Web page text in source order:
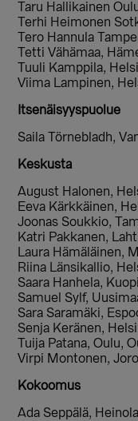
Taru Hallikainen
Terhi Heimonen
Tero Hannula
Tetti Vähämaa,
Tuuli Kamppila,
Viima Lampinen,
Itsenäisyyspuolue
Saila Törnebladh,
Keskusta
August Halonen,
Eeva Kärkkäinen,
Joonas Soukkio,
Katri Pakkanen,
Laura Hämäläinen,
Riina Länsikallio,
Saara Hanhela,
Samuel Sylf,
Sara Saramäki,
Senja Keränen,
Tuija Patana, Oulu,
Virpi Montonen,
Kokoomus
Ada Seppälä,